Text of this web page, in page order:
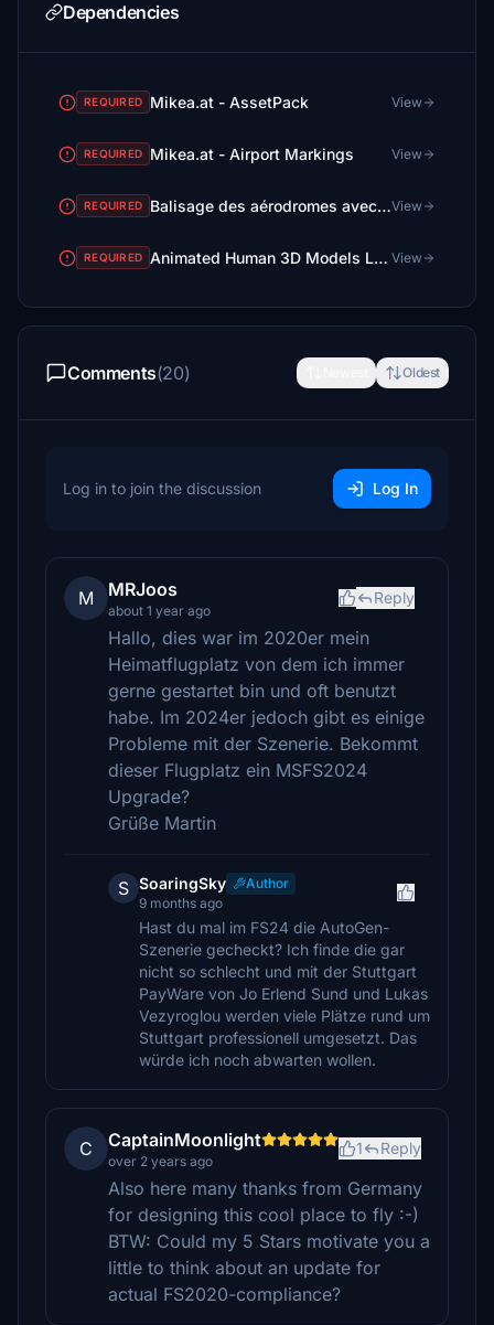
Dependencies
REQUIRED Mikea.at - AssetPack View
REQUIRED Mikea.at - Airport Markings View
REQUIRED Balisage des aérodromes avec pistes en herbe - Marking of aerodromes with grass runwaysView
REQUIRED Animated Human 3D Models Library View
Comments(20) Oldest
Log in to join the discussion Log In
M MRJoos
about 1 year ago
Reply
Hallo, dies war im 2020er mein
Heimatflugplatz von dem ich immer
gerne gestartet bin und oft benutzt
habe. Im 2024er jedoch gibt es einige
Probleme mit der Szenerie. Bekommt
dieser Flugplatz ein MSFS2024
Upgrade?
Grüße Martin
S SoaringSky
Author
9 months ago
Hast du mal im FS24 die AutoGen-
Szenerie gecheckt? Ich finde die gar
nicht so schlecht und mit der Stuttgart
PayWare von Jo Erlend Sund und Lukas
Vezyroglou werden viele Plätze rund um
Stuttgart professionell umgesetzt. Das
würde ich noch abwarten wollen.
C CaptainMoonlight
over 2 years ago
1 Reply
Also here many thanks from Germany
for designing this cool place to fly :-)
BTW: Could my 5 Stars motivate you a
little to think about an update for
actual FS2020-compliance?